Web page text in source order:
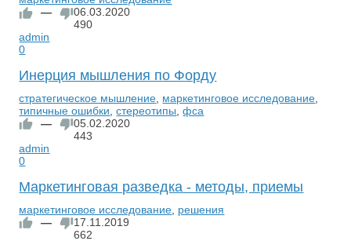
—
06.03.2020
490
admin
0
Инерция мышления по Форду
стратегическое мышление маркетинговое исследование
типичные ошибки ,стереотипы ,фса
—
05.02.2020
443
admin
0
Маркетинговая разведка - методы, приемы
маркетинговое исследование решения
—
17.11.2019
662